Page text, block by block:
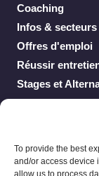
To provide the best
and/or access device
allow us to process
Coaching
Infos & secteurs
Offres d'emploi
Réussir
Stages et
Work From